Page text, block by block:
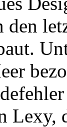
den